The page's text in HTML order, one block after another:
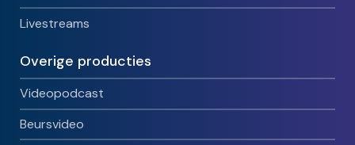
Livestreams
Overige producties
Videopodcast
Beursvideo